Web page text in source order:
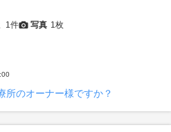
1件 写真 1枚
所のオーナー様ですか？